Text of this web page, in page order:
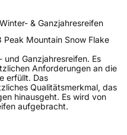
& Ganzjahresreifen
Mountain Snow Flake
Ganzjahresreifen. Es
Anforderungen an die
erfüllt. Das
Qualitätsmerkmal, das
hinausgeht. Es wird von
aufgebracht.